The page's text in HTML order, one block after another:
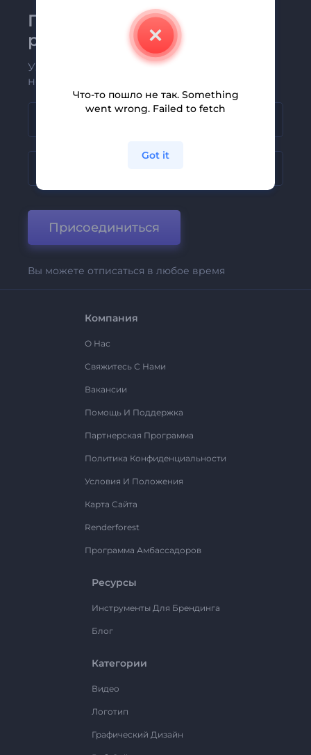
Присоединяйтесь к
рассылке Renderforest
Узнавайте о последних новостях и
новых предложениях первыми
Присоединиться
Вы можете отписаться в любое время
Компания
О Нас
Свяжитесь С Нами
Вакансии
Помощь И Поддержка
Партнерская Программа
Политика Конфиденциальности
Условия И Положения
Карта Сайта
Renderforest
Программа Амбассадоров
Ресурсы
Инструменты Для Брендинга
Блог
Категории
Видео
Логотип
Графический Дизайн
Что-то пошло не так. Something
went wrong. Failed to fetch
Got it